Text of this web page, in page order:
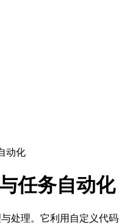
动化
任务自动化
与处理。它利用自定义